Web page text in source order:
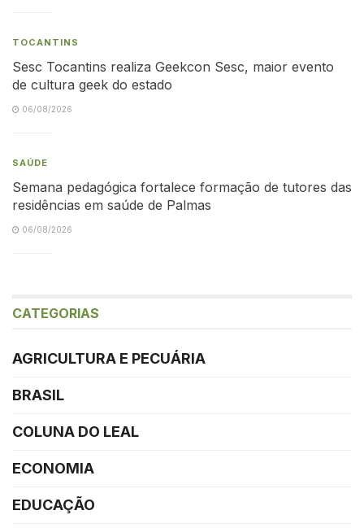
TOCANTINS
Sesc Tocantins realiza Geekcon Sesc, maior evento
de cultura geek do estado
06/08/2026
SAÚDE
Semana pedagógica fortalece formação de tutores das
residências em saúde de Palmas
06/08/2026
CATEGORIAS
AGRICULTURA E PECUÁRIA
BRASIL
COLUNA DO LEAL
ECONOMIA
EDUCAÇÃO